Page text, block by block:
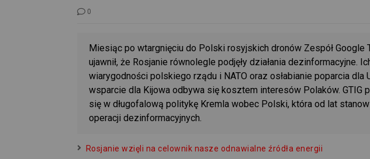
0
Miesiąc po wtargnięciu do Polski rosyjskich dronów Zespół Google
ujawnił, że Rosjanie równolegle podjęły działania dezinformacyjne.
wiarygodności polskiego rządu i NATO oraz osłabianie poparcia dla
wsparcie dla Kijowa odbywa się kosztem interesów Polaków. GTIG
się w długofalową politykę Kremla wobec Polski, która od lat
operacji dezinformacyjnych.
Rosjanie wzięli na celownik nasze odnawialne źródła energii